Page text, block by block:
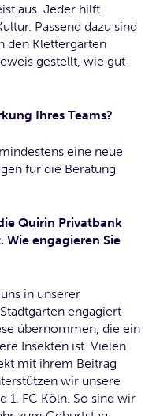
aus. Jeder hilft
Passend dazu sind
den Klettergarten
gestellt, wie gut
Ihres Teams?
eine neue
für die Beratung
Quirin Privatbank
engagieren Sie
in unserer
engagiert
übernommen, die ein
Insekten ist. Vielen
mit ihrem Beitrag
wir unsere
1. FC Köln. So sind wir